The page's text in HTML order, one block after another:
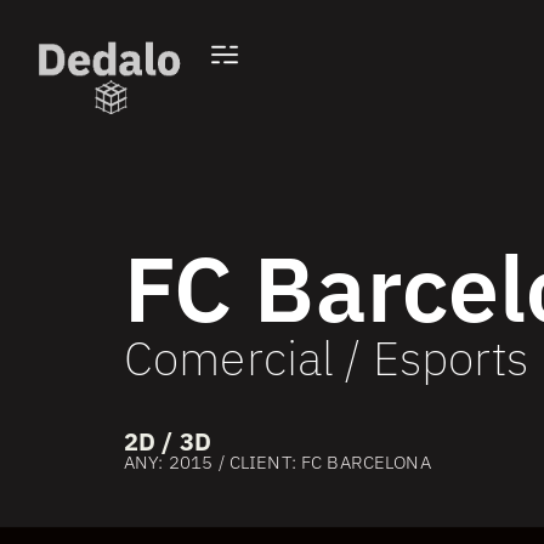
FC
Comercial / Esports
2D / 3D
ANY: 2015 / CLIENT: FC BARCELONA